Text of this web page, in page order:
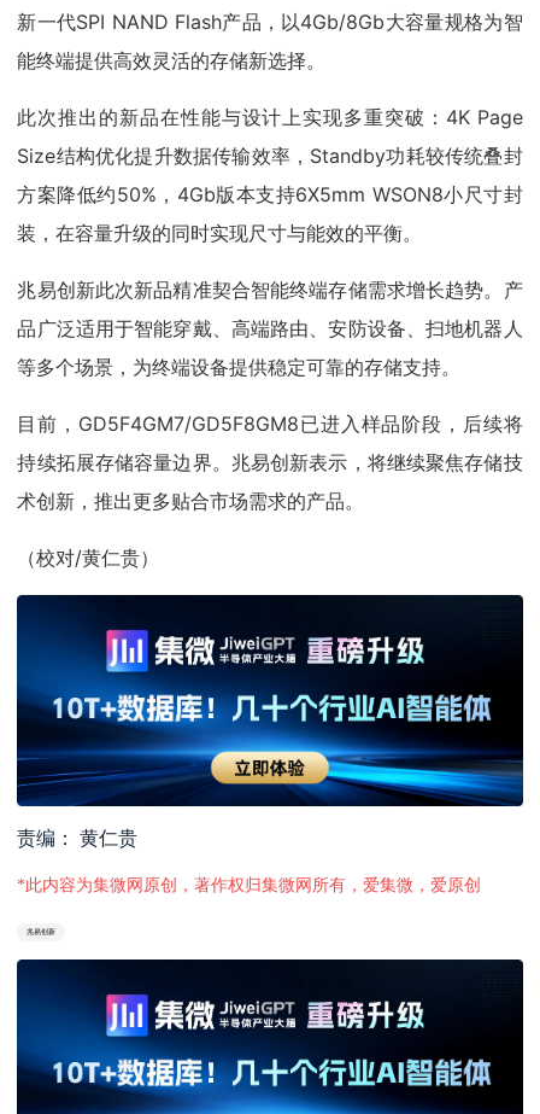
新一代SPI NAND Flash产品，以4Gb/8Gb大容量规格为智
能终端提供高效灵活的存储新选择。
此次推出的新品在性能与设计上实现多重突破：4K Page
Size结构优化提升数据传输效率，Standby功耗较传统叠封
方案降低约50%，4Gb版本支持6X5mm WSON8小尺寸封
装，在容量升级的同时实现尺寸与能效的平衡。
兆易创新此次新品精准契合智能终端存储需求增长趋势。产
品广泛适用于智能穿戴、高端路由、安防设备、扫地机器人
等多个场景，为终端设备提供稳定可靠的存储支持。
目前，GD5F4GM7/GD5F8GM8已进入样品阶段，后续将
持续拓展存储容量边界。兆易创新表示，将继续聚焦存储技
术创新，推出更多贴合市场需求的产品。
（校对/黄仁贵）
责编： 黄仁贵
*此内容为集微网原创，著作权归集微网所有，爱集微，爱原创
兆易创新